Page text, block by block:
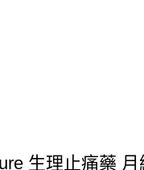
生理止痛藥